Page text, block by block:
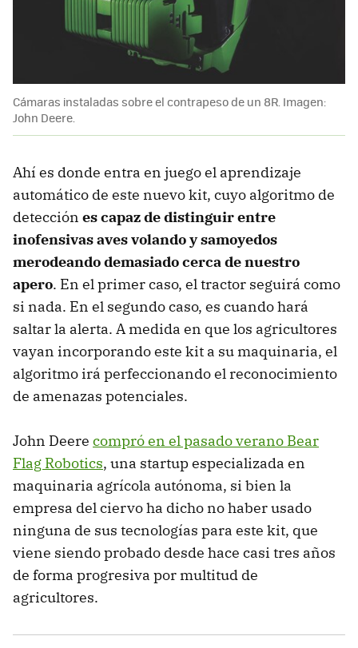
Cámaras instaladas sobre el contrapeso de un 8R. Imagen:
John Deere.
Ahí es donde entra en juego el aprendizaje
automático de este nuevo kit, cuyo algoritmo de
detección es capaz de distinguir entre
inofensivas aves volando y samoyedos
merodeando demasiado cerca de nuestro
apero. En el primer caso, el tractor seguirá como
si nada. En el segundo caso, es cuando hará
saltar la alerta. A medida en que los agricultores
vayan incorporando este kit a su maquinaria, el
algoritmo irá perfeccionando el reconocimiento
de amenazas potenciales.
John Deere compró en el pasado verano Bear
Flag Robotics, una startup especializada en
maquinaria agrícola autónoma, si bien la
empresa del ciervo ha dicho no haber usado
ninguna de sus tecnologías para este kit, que
viene siendo probado desde hace casi tres años
de forma progresiva por multitud de
agricultores.